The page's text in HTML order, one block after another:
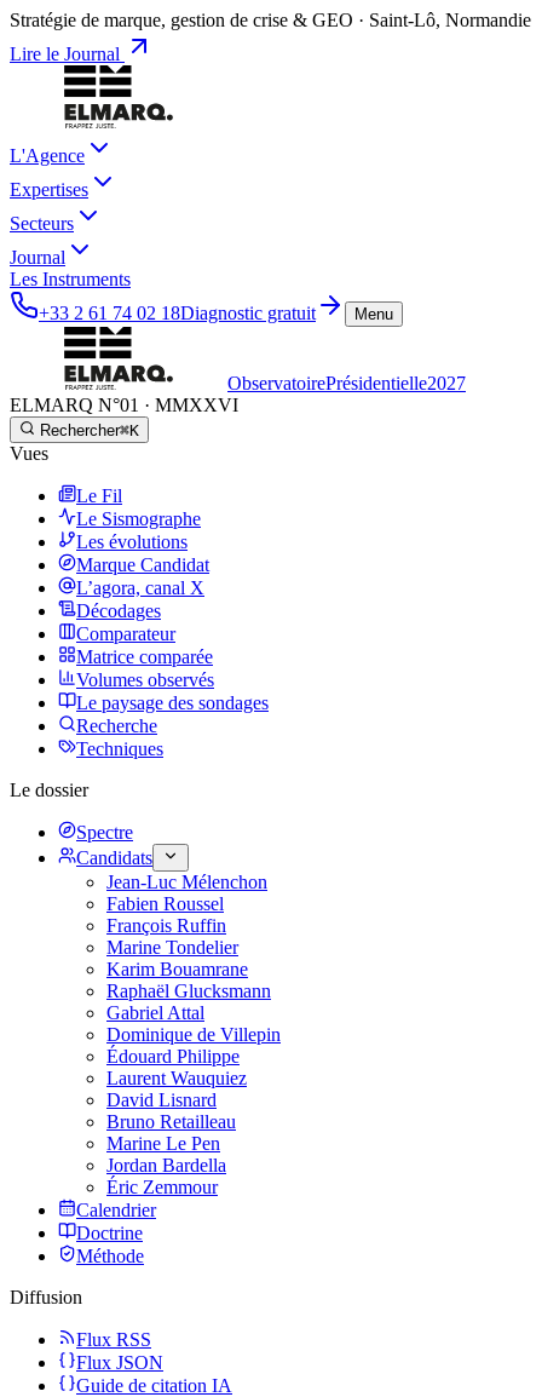
Stratégie de marque, gestion de crise & GEO · Saint-Lô, Normandie
Lire le Journal
L'Agence
Expertises
Secteurs
Journal
Les Instruments
+33 2 61 74 02 18Diagnostic gratuit Menu
ObservatoirePrésidentielle2027
ELMARQ N°01 · MMXXVI
Rechercher⌘K
Vues
Le Fil
Le Sismographe
Les évolutions
Marque Candidat
L’agora, canal X
Décodages
Comparateur
Matrice comparée
Volumes observés
Le paysage des sondages
Recherche
Techniques
Le dossier
Spectre
Candidats
Jean-Luc Mélenchon
Fabien Roussel
François Ruffin
Marine Tondelier
Karim Bouamrane
Raphaël Glucksmann
Gabriel Attal
Dominique de Villepin
Édouard Philippe
Laurent Wauquiez
David Lisnard
Bruno Retailleau
Marine Le Pen
Jordan Bardella
Éric Zemmour
Calendrier
Doctrine
Méthode
Diffusion
Flux RSS
Flux JSON
Guide de citation IA